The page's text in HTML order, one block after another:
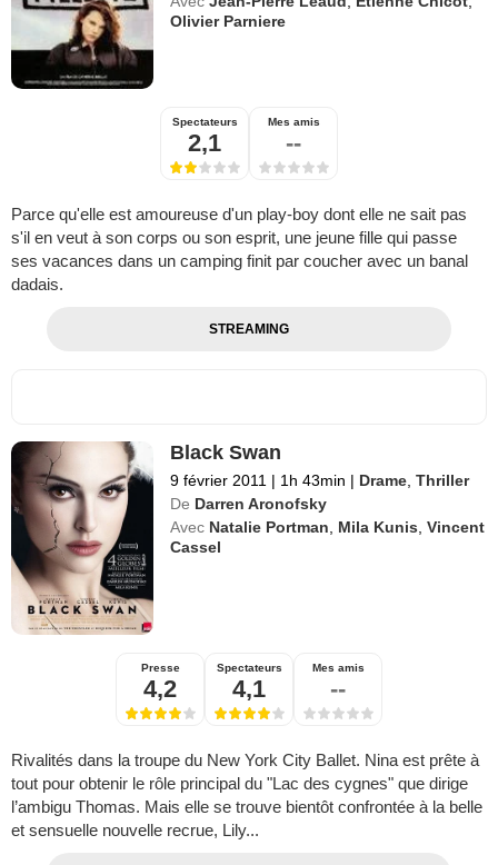
Olivier Parniere
Spectateurs
2,1
Mes amis
--
Parce qu'elle est amoureuse d'un play-boy dont elle ne sait pas
s'il en veut à son corps ou son esprit, une jeune fille qui passe
ses vacances dans un camping finit par coucher avec un banal
dadais.
STREAMING
Black Swan
9 février 2011 | 1h 43min | Drame ,Thriller
De Darren Aronofsky
Avec Natalie Portman Mila Kunis ,Vincent
Cassel
Presse
4,2
Spectateurs
4,1
Mes amis
--
Rivalités dans la troupe du New York City Ballet. Nina est prête à
tout pour obtenir le rôle principal du "Lac des cygnes" que dirige
l’ambigu Thomas. Mais elle se trouve bientôt confrontée à la belle
et sensuelle nouvelle recrue, Lily...